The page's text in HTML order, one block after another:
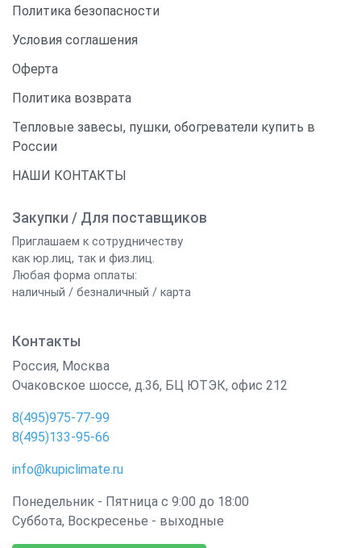
Политика безопасности
Условия соглашения
Оферта
Политика возврата
Тепловые завесы, пушки, обогреватели купить в
России
НАШИ КОНТАКТЫ
Закупки / Для поставщиков
Приглашаем к сотрудничеству
как юр.лиц, так и физ.лиц.
Любая форма оплаты:
наличный / безналичный / карта
Контакты
Россия, Москва
Очаковское шоссе, д.36, БЦ ЮТЭК, офис 212
8(495)975-77-99
8(495)133-95-66
info@kupiclimate.ru
Понедельник - Пятница с 9:00 до 18:00
Суббота, Воскресенье - выходные